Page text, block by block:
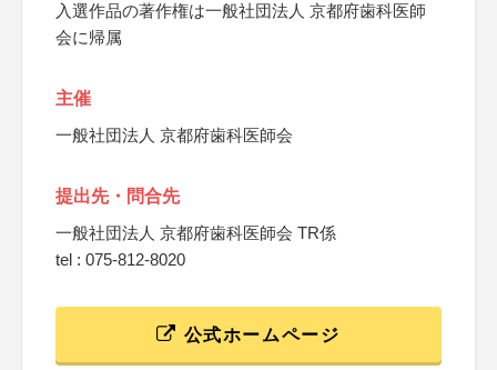
入選作品の著作権は一般社団法人 京都府歯科医師
会に帰属
主催
一般社団法人 京都府歯科医師会
提出先・問合先
一般社団法人 京都府歯科医師会 TR係
tel : 075-812-8020
公式ホームページ